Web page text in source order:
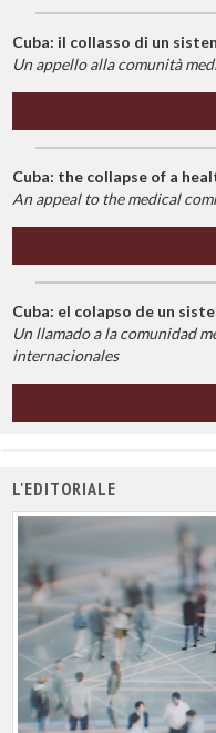
Cuba: il collasso di un
Un appello alla comunità
Cuba: the collapse of a
An appeal to the medical
Cuba: el colapso de un
Un llamado a la comunidad
internacionales
L'EDITORIALE